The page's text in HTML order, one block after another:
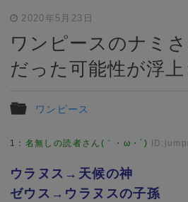
2020年5月23日
ワンピースのナミ
だった可能性が浮上
ワンピース
1 ： 名無しの読者さん(｀・ω・´)
ウラヌス→天候の神
ゼウス→ウラヌスの子孫